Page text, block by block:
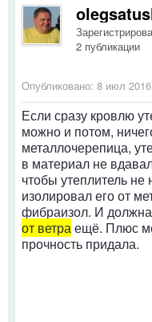
2 публикации
Опубликовано: 8 июл 2016
Если сразу кровлю
можно и потом,
металлочерепица,
в материал не
чтобы утеплитель
изолировал его от
фибраизол. И
от ветраещё. Плюс
прочность придала.